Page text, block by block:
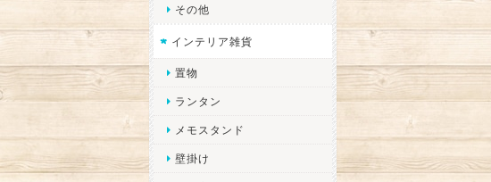
その他
インテリア雑貨
置物
ランタン
メモスタンド
壁掛け